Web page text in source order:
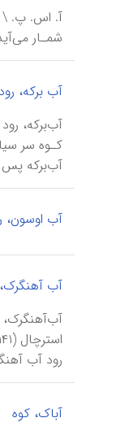
شمـار می‌آید، در زمینی به
آب برکه، رود
آب‌برکه پس
آب اوسون،
آب
رود آب
آباک، کوه